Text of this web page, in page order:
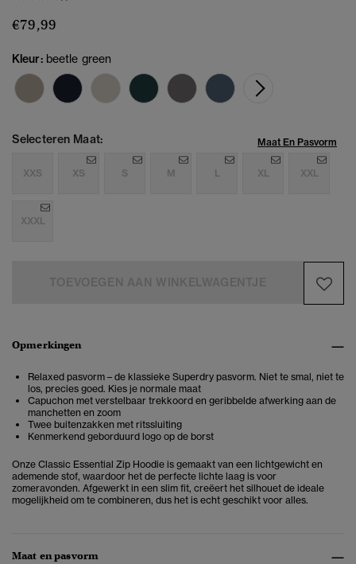
€79,99
Kleur: beetle green
Selecteren Maat: Maat En Pasvorm
XXS XS S M L XL XXL
XXXL
Opmerkingen
Relaxed pasvorm – de klassieke Superdry pasvorm. Niet te smal, niet te
los, precies goed. Kies je normale maat
Capuchon met verstelbaar trekkoord en geribbelde afwerking aan de
manchetten en zoom
Twee buitenzakken met ritssluiting
Kenmerkend geborduurd logo op de borst
Onze Classic Essential Zip Hoodie is gemaakt van een lichtgewicht en
ademende stof, waardoor het de perfecte lichte laag is voor
zomeravonden. Afgewerkt in een slim fit, creëert het silhouet de ideale
mogelijkheid om te combineren, dus het is echt geschikt voor alles.
Maat en pasvorm